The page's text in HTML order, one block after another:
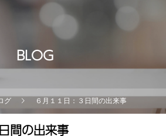
BLOG
グ ６月１１日：３日間の出来事
間の出来事